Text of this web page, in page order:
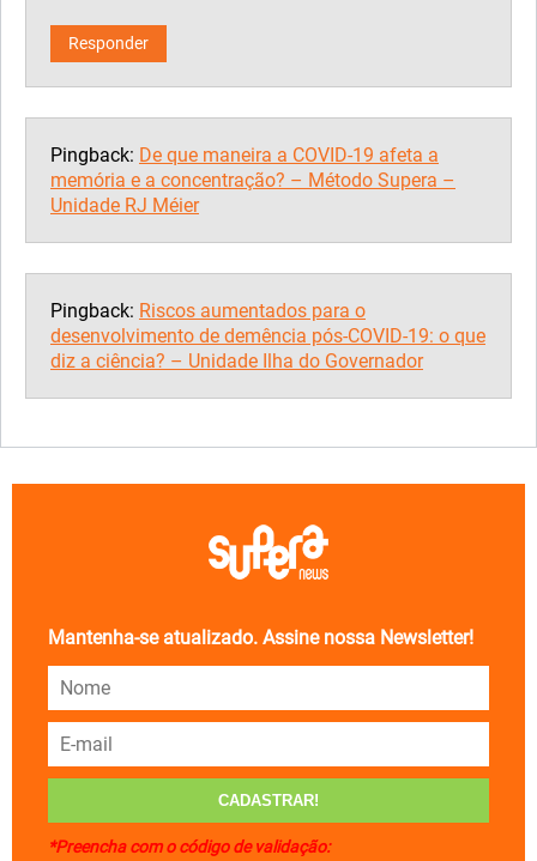
Responder
Pingback: De que maneira a COVID-19 afeta a
memória e a concentração? – Método Supera –
Unidade RJ Méier
Pingback: Riscos aumentados para o
desenvolvimento de demência pós-COVID-19: o que
diz a ciência? – Unidade Ilha do Governador
Mantenha-se atualizado. Assine nossa Newsletter!
*Preencha com o código de validação: